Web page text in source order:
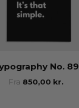
No. 89
Fra 850,00 kr.